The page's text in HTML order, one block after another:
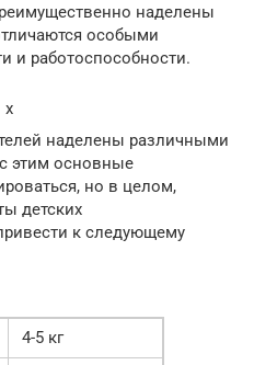
наделены
особыми
и работоспособности.
x
наделены различными
этим основные
но в целом,
детских
к следующему
4-5 кг